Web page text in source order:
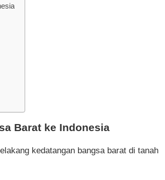
Barat ke Indonesia
kedatangan bangsa barat di tanah